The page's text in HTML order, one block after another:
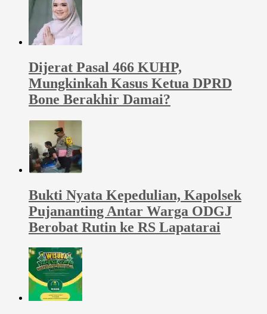
Dijerat Pasal 466 KUHP,
Mungkinkah Kasus Ketua DPRD
Bone Berakhir Damai?
Bukti Nyata Kepedulian, Kapolsek
Pujananting Antar Warga ODGJ
Berobat Rutin ke RS Lapatarai